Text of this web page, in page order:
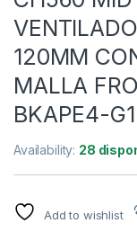
120MM
MALLA
BKAPE4-
Availability: 28
Add to wishlist